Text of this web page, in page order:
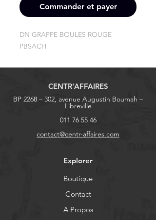
Commander et payer
DN GRAPPE BOULES ROUGE
PBSACH
CENTR'AFFAIRES
BP 2268 – 302, avenue Augustin Boumah –
Libreville
011 76 55 46
contact@centr-affaires.com
Explorer
Boutique
Contact
A Propos